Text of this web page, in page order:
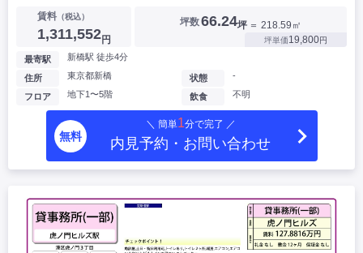
賃料（税込）
1,311,552円
坪数66.24坪 ＝ 218.59㎡
坪単価19,800円
最寄駅 新橋駅 徒歩4分
住所 東京都新橋
フロア 地下1〜5階
状態 -
飲食 不明
無料
＼ 簡単1分で完了 ／
内見予約・お問い合わせ